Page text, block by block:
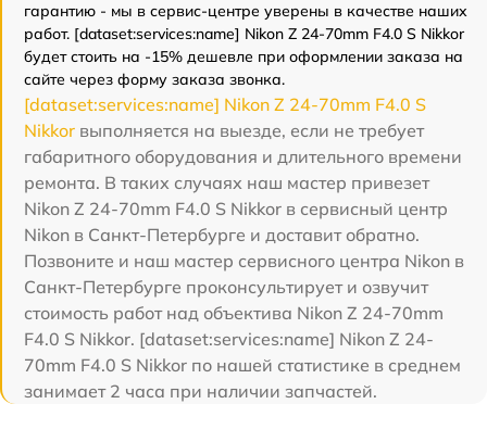
гарантию - мы в сервис-центре уверены в качестве наших
работ. [dataset:services:name] Nikon Z 24-70mm F4.0 S Nikkor
будет стоить на -15% дешевле при оформлении заказа на
сайте через форму заказа звонка.
[dataset:services:name] Nikon Z 24-70mm F4.0 S
Nikkor выполняется на выезде, если не требует
габаритного оборудования и длительного времени
ремонта. В таких случаях наш мастер привезет
Nikon Z 24-70mm F4.0 S Nikkor в сервисный центр
Nikon в Санкт-Петербурге и доставит обратно.
Позвоните и наш мастер сервисного центра Nikon в
Санкт-Петербурге проконсультирует и озвучит
стоимость работ над объектива Nikon Z 24-70mm
F4.0 S Nikkor. [dataset:services:name] Nikon Z 24-
70mm F4.0 S Nikkor по нашей статистике в среднем
занимает 2 часа при наличии запчастей.